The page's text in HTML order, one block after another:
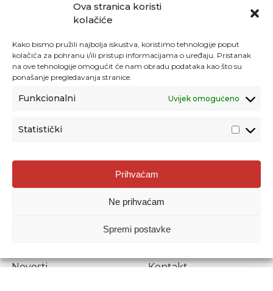
Ova stranica koristi
kolačiće
Kako bismo pružili najbolja iskustva, koristimo tehnologije poput
kolačića za pohranu i/ili pristup informacijama o uređaju. Pristanak
na ove tehnologije omogućit će nam obradu podataka kao što su
ponašanje pregledavanja stranice.
Funkcionalni Uvijek omogućeno
Statistički
Prihvaćam
Ne prihvaćam
Spremi postavke
Agencija za odgoj i obrazovanje
Donje Svetice 38, 10000 Zagreb
1778129
Prenošenje sadržaja dopušteno je uz navođenje izvora.
Novosti
Kontakt